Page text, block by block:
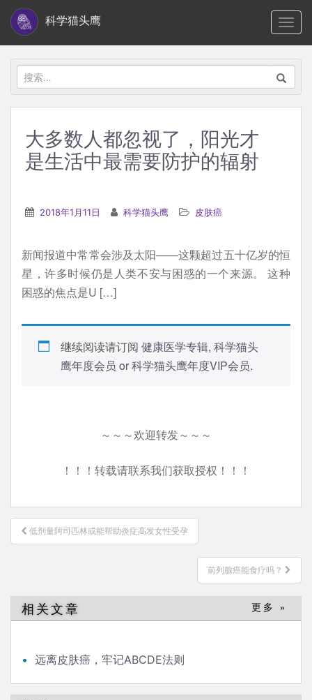
i
科学猫头鹰
搜
索：
大多数人都忽视了，阳光才
是生活中最需要防护的辐射
2018年1月11日 科学猫头鹰 皮肤癌
新闻报道中常常会涉及太阳——这颗超过五十亿岁的恒
星，许多时候仍是人类不安与困惑的一个来源。 这种
困惑的焦点是U […]
继续阅读请订阅 健康医学专辑, 科学猫头
鹰年度会员 or科学猫头鹰年度VIP会员.
～～～欢迎转发～～～
！！！转载请联系我们获取授权！！！
文
章
低剂量阿司匹林或能帮助炎症高发女性受孕
前列腺癌能食疗吗？
相关文章 更多 »
远离皮肤癌，牢记ABCDE法则